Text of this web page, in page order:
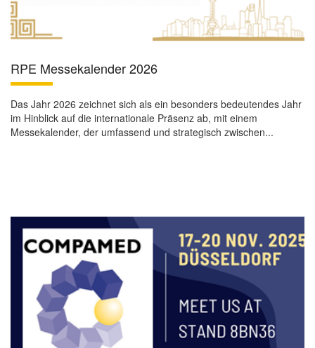
RPE Messekalender 2026
Das Jahr 2026 zeichnet sich als ein besonders bedeutendes Jahr
im Hinblick auf die internationale Präsenz ab, mit einem
Messekalender, der umfassend und strategisch zwischen...